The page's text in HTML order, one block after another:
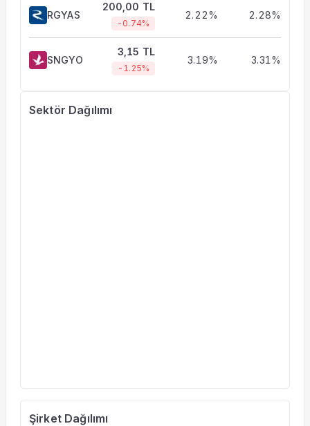
RGYAS
200,00 TL
-0.74%
2.22% 2.28%
SNGYO
3,15 TL
-1.25%
3.19% 3.31%
Sektör Dağılımı
Şirket Dağılımı